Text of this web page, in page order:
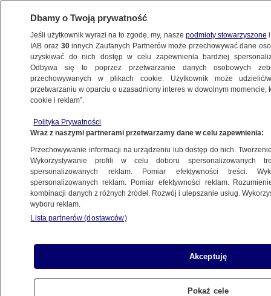
Joe Biden zagłosował
Joe Biden zagłosował w amerykańskich wyborach
Kandydat demokratów i były wiceprezydent USA oddał głos w
Dbamy o Twoją prywatność
Jeśli użytkownik wyrazi na to zgodę, my, nasze podmioty stowarzyszone
IAB oraz 30innych Zaufanych Partnerów może przechowywać dane
uzyskiwać do nich dostęp w celu zapewnienia bardziej
Odbywa się to poprzez przetwarzanie danych osobowych
przechowywanych w plikach cookie. Użytkownik może
przetwarzaniu w oparciu o uzasadniony interes w dowolnym momencie,
cookie i reklam”.
Polityka Prywatności
Wraz z naszymi partnerami przetwarzamy dane w celu zapewnienia:
Przechowywanie informacji na urządzeniu lub dostęp do nich.
Wykorzystywanie profili w celu doboru spersonalizowanych
spersonalizowanych reklam. Pomiar efektywności treści.
spersonalizowanych reklam. Pomiar efektywności reklam.
kombinacji danych z różnych źródeł. Rozwój i ulepszanie usług.
wyboru reklam.
Lista partnerów (dostawców)
Akceptuję
Pokaż cele